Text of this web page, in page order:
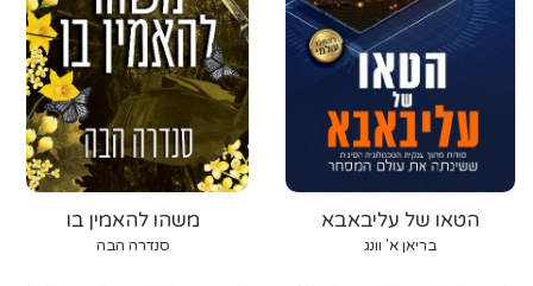
משהו להאמין בו
סנדרה הבה
הטאו של עליבאבא
בריאן א' וונג